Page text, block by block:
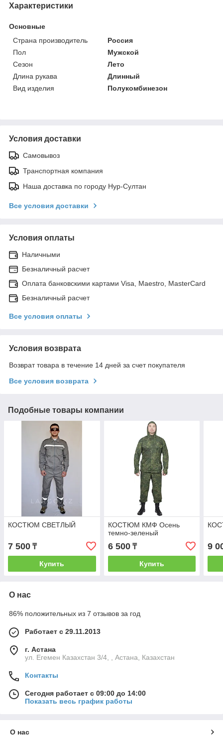
Характеристики
Основные
Страна производитель
Россия
Пол
Мужской
Сезон
Лето
Длина рукава
Длинный
Вид изделия
Полукомбинезон
Условия доставки
Самовывоз
Транспортная компания
Наша доставка по городу Нур-Султан
Все условия доставки
Условия оплаты
Наличными
Безналичный расчет
Оплата банковскими картами Visa, Maestro, MasterCard
Безналичный расчет
Все условия оплаты
Условия возврата
Возврат товара в течение 14 дней за счет покупателя
Все условия возврата
Подобные товары компании
КОСТЮМ CВЕТЛЫЙ
7 500 ₸
Купить
КОСТЮМ КМФ Осень
темно-зеленый
6 500₸
Купить
9
О нас
86% положительных из 7 отзывов за год
Работает с 29.11.2013
г. Астана
ул. Егемен Казахстан 3/4, , Астана, Казахстан
Контакты
Сегодня работает с 09:00 до 14:00
Показать весь график работы
О нас